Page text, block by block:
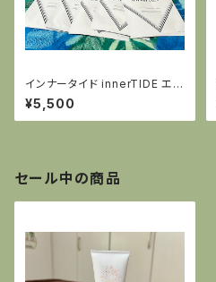
インナータイド innerTIDE エキ
ソテンションストレッチマスク
¥5,500
セール中の商品